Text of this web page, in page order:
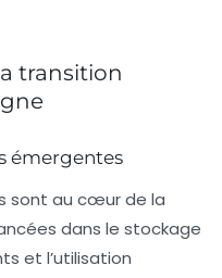
transition
émergentes
sont au cœur de la
dans le stockage
et l’utilisation